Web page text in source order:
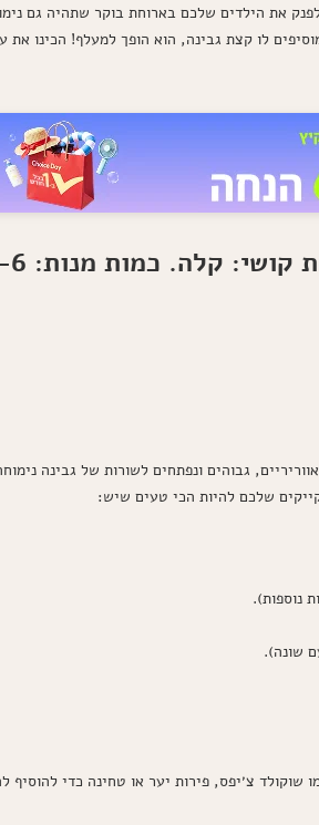
את הילדים שלכם בארוחת בוקר שתהיה גם
לו קצת גבינה, הוא הופך למעלף! הכינו
גבוהים ונפתחים לשורות של גבינה
שלכם להיות הכי טעים שיש:
שוקולד צ׳יפס, פירות יער או טחינה כדי